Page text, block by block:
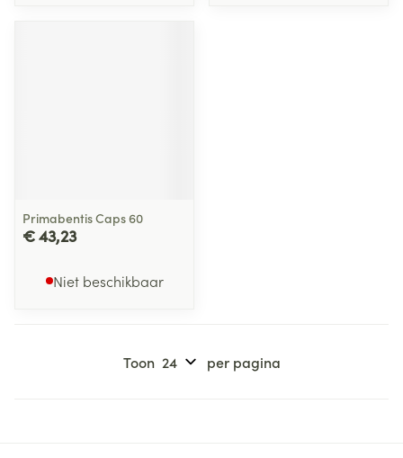
Primabentis Caps 60
€ 43,23
Niet beschikbaar
Toon per pagina